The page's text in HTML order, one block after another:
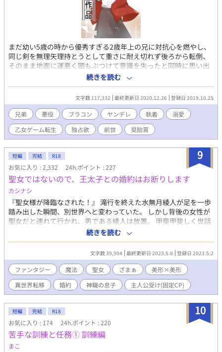
まだ幼い5歳の時から優秀すぎる2歳年上の兄に対抗心を燃やし、
同じ剣を無理矢理持とうとして重さに耐え切れず後ろから転倒、
そのまま地面に運悪く頭もぶつけて意識を失ったと同時に思い出
したのは前世の記憶。 それと同時にこの今生きる世界が、前世シ
スコンであった俺が妹と一緒にしていた乙女ゲーム『君と共に』
の略してキミトモの世界であることを理解した。 ちなみ俺はキミ
トモの攻略対象の第二王子であり、兄はキミトモで最大の悪役と
なる第一王子。 ｢いや、ゲームならともかく現実で身内が悪役に
なるのわかってて放置……ってのもなぁ。何より兄さんってただ
の寂しがり屋が拗れただけだし？それに俺が王様とか絶対無理だ
し｣ 悪役になる原因がわかっているなら、その原因を取り除けば
いい話。結果まさか兄がブラコンになるのはともかく(シスコンだ
った俺にブラコンは責められない)、ヤンデレになるなんて誰が予
想できる？ BL小説大賞用作品。応援していただけたら嬉しいで
す。 11月中に5万文字以上は目標にしたいためできる限り更新を
したいと考えています！休みの日に一気に書き上げて更新調整し
ていきたいと思います。 さっそく感想くださった方、読んでくだ
さってる方、お気に入り登録していただけた方、しおり挟んでく
れてる方、ありがとうございます！とても励みになります！
10/27.21時28分HOTランキング4位確認！ありがとうございま
す！ 10/28.19時23分人気ランキング19位、その他ランキング2位
確認！ありがとうございます！ 10/28お気に入り登録数1000越
え！11/5お気に入り登録数2000越え！ありがとうございます！感
想もかなり励みになります！ありがとうございます！ありがとう
ございます！ 2020年12月25日BL大賞にて奨励賞いただきまし
た！応援してくださった皆様ありがとうございます！
続きを読む
文字数 117,332 最終更新日 2020.12.26 登録日 2019.10.25
兄弟 悪役 ブラコン ヤンデレ 執着
溺愛
乙女ゲーム転生
独占欲 前世 奨励賞
9
短編 完結 R18
お気に入り : 2,332 24h.ポイント : 227
聖女ではないので、王太子との婚約はお断りします
カシナシ
『聖女様が降臨なされた！』 滝行を終えた水無月綾人が足を一歩
踏み出した瞬間、別世界へと変わっていた。 しかし背後の女性が
聖女だと連れて行かれ、男である綾人は放置。 甲斐甲斐しく世話
をしてくれる全身鎧の男一人だけ。 男同士の恋愛も珍しくない
上、子供も授かれると聞いた綾人は早々に王城から離れてイケメ
ンをナンパしに行きたいのだが、聖女が綾人に会いたいらし
く……。 ※ 全１０話完結 （Hotランキング最高15位獲得しまし
た。たくさんの閲覧ありがとうございます。）
続きを読む
文字数 39,904 最終更新日 2023.5.8 登録日 2023.5.2
ファンタジー 魔法 聖女 ざまぁ
美形×美形
異世界転移
婚約 神職の息子 主人公受け(固定CP)
10
短編 完結 R18
お気に入り : 174 24h.ポイント : 220
苦手な訓練と任務① 訓練編
まこ